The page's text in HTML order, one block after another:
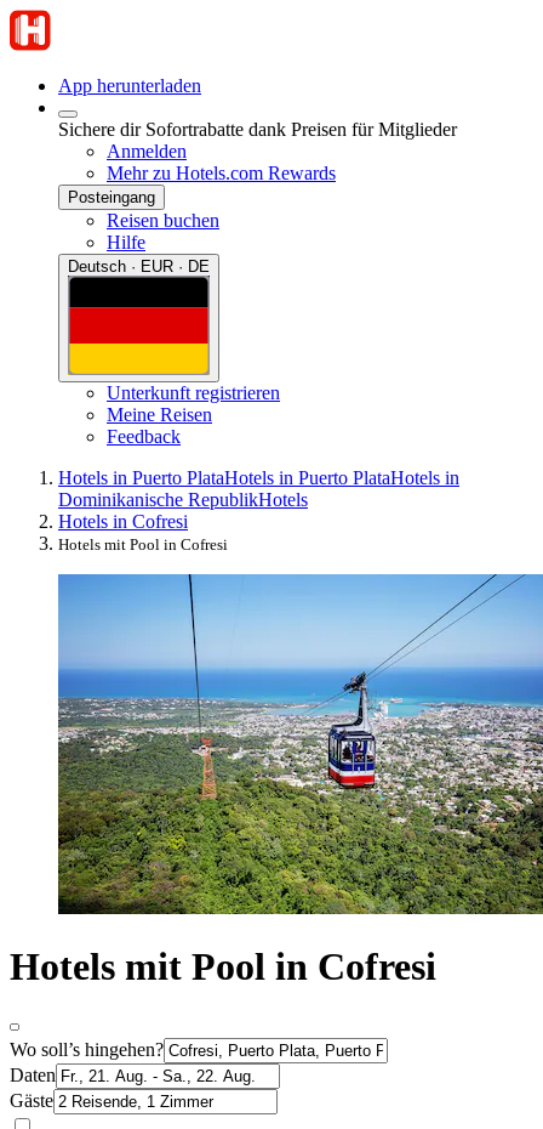
App herunterladen
Sichere dir Sofortrabatte dank Preisen für Mitglieder
Anmelden
Mehr zu Hotels.com Rewards
Posteingang
Reisen buchen
Hilfe
Deutsch · EUR · DE
Unterkunft registrieren
Meine Reisen
Feedback
Hotels in Puerto PlataHotels in Puerto PlataHotels in
Dominikanische RepublikHotels
Hotels in Cofresi
Hotels mit Pool in Cofresi
Hotels mit Pool in Cofresi
Wo soll’s hingehen?
Daten
Gäste